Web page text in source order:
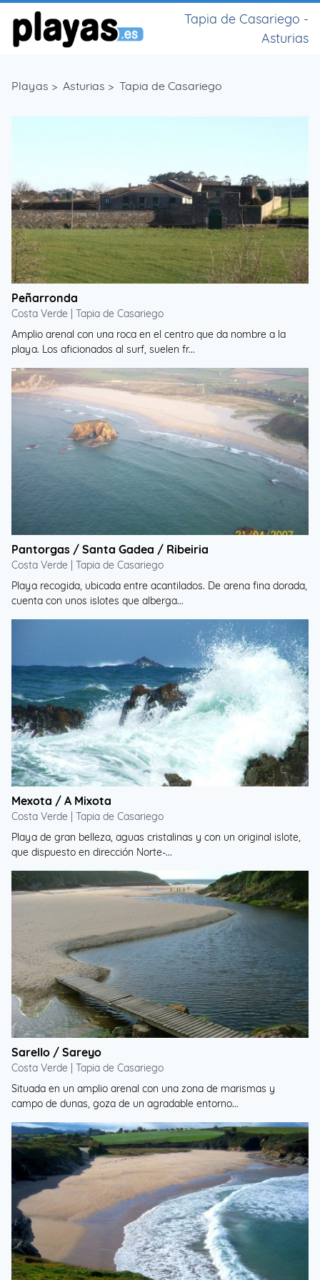
Tapia de Casariego -
Asturias
Playas > Asturias > Tapia de Casariego
Peñarronda
Costa Verde | Tapia de Casariego
Amplio arenal con una roca en el centro que da nombre a la
playa. Los aficionados al surf, suelen fr...
Pantorgas / Santa Gadea / Ribeiria
Costa Verde | Tapia de Casariego
Playa recogida, ubicada entre acantilados. De arena fina dorada,
cuenta con unos islotes que alberga...
Mexota / A Mixota
Costa Verde | Tapia de Casariego
Playa de gran belleza, aguas cristalinas y con un original islote,
que dispuesto en dirección Norte-...
Sarello / Sareyo
Costa Verde | Tapia de Casariego
Situada en un amplio arenal con una zona de marismas y
campo de dunas, goza de un agradable entorno...